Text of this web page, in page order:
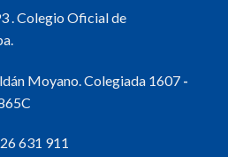
. Colegio Oficial de
Moyano. Colegiada 1607 -
631 911